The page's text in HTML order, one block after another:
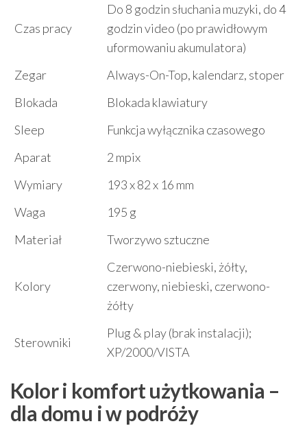
Czas pracy
Do 8 godzin słuchania muzyki, do 4
godzin video (po prawidłowym
uformowaniu akumulatora)
Zegar
Always-On-Top, kalendarz, stoper
Blokada
Blokada klawiatury
Sleep
Funkcja wyłącznika czasowego
Aparat
2 mpix
Wymiary
193 x 82 x 16 mm
Waga
195 g
Materiał
Tworzywo sztuczne
Kolory
Czerwono-niebieski, żółty,
czerwony, niebieski, czerwono-
żółty
Sterowniki
Plug & play (brak instalacji);
XP/2000/VISTA
Kolor i komfort użytkowania –
dla domu i w podróży